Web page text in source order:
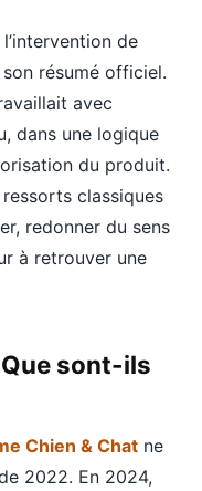
de
résumé officiel.
avec
dans une logique
du produit.
classiques
redonner du sens
à retrouver une
sont-ils
Chien & Chat ne
2022. En 2024,